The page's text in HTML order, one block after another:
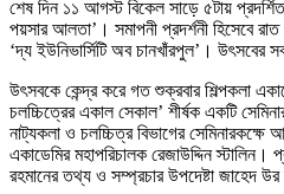
শেষ দিন ১১ আগস্ট বিকেল সাড়ে ৫টায়
পয়সার আলতা’। সমাপনী প্রদর্শনী হিসেবে
‘দ্য ইউনিভার্সিটি অব চানখাঁরপুল’। উৎসবের
উৎসবকে কেন্দ্র করে গত শুক্রবার শিল্পকলা
চলচ্চিত্রের একাল সেকাল’ শীর্ষক একটি
নাট্যকলা ও চলচ্চিত্র বিভাগের
একাডেমির মহাপরিচালক রেজাউদ্দিন স্টালিন।
রহমানের তথ্য ও সম্প্রচার উপদেষ্টা জাহেদ উর